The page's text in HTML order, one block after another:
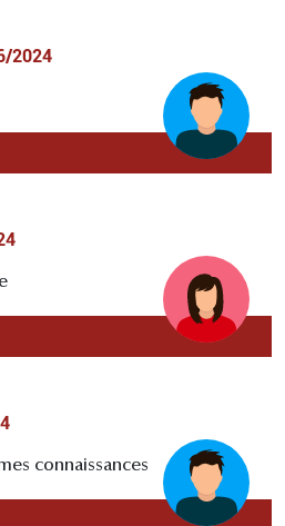
2024
connaissances